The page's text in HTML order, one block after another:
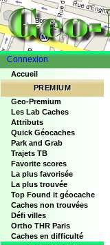
Connexion
Accueil
PREMIUM
Geo-Premium
Les Lab Caches
Attributs
Quick Géocaches
Park and Grab
Trajets TB
Favorite scores
La plus favorisée
La plus trouvée
Top Found it géocache
Caches non trouvées
Défi villes
Ortho THR Paris
Caches en difficulté